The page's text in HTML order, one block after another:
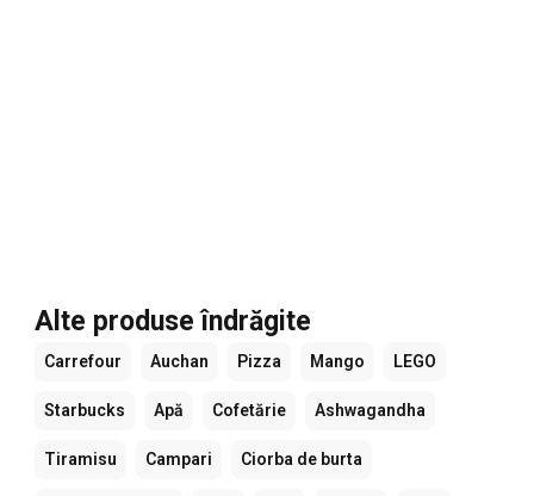
Alte produse îndrăgite
Carrefour Auchan Pizza Mango LEGO
Starbucks Apă Cofetărie Ashwagandha
Tiramisu Campari Ciorba de burta